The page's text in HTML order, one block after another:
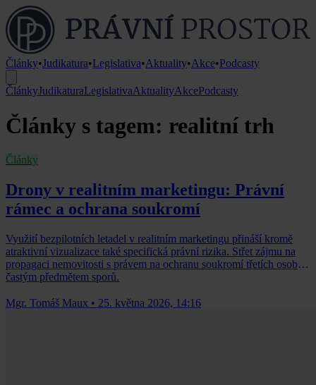
Články•Judikatura•Legislativa•Aktuality•Akce•Podcasty
ČlánkyJudikaturaLegislativaAktualityAkcePodcasty
Články s tagem: realitní trh
Články
Drony v realitním marketingu: Právní
rámec a ochrana soukromí
Využití bezpilotních letadel v realitním marketingu přináší kromě
atraktivní vizualizace také specifická právní rizika. Střet zájmu na
propagaci nemovitosti s právem na ochranu soukromí třetích osob je
častým předmětem sporů.
Mgr. Tomáš Maux • 25. května 2026, 14:16